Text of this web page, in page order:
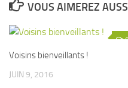
VOUS AIMEREZ
Voisins bienveillants !
JUIN 9, 2016